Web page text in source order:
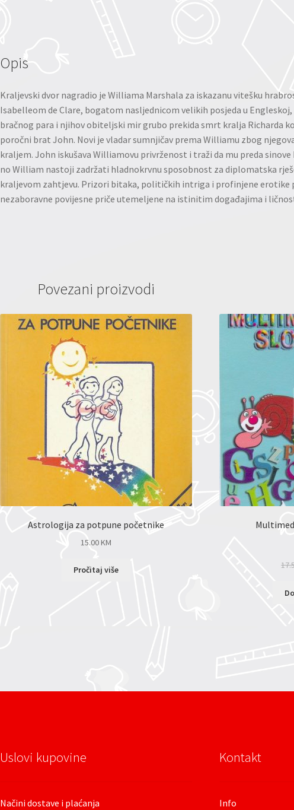
Opis
Kraljevski dvor nagradio je Williama Marshala za iskazanu vitešku
Isabelleom de Clare, bogatom nasljednicom velikih posjeda u
bračnog para i njihov obiteljski mir grubo prekida smrt kralja Richarda
poročni brat John. Novi je vladar sumnjičav prema Williamu zbog
kraljem. John iskušava Williamovu privrženost i traži da mu preda
no William nastoji zadržati hladnokrvnu sposobnost za diplomatska
kraljevom zahtjevu. Prizori bitaka, političkih intriga i profinjene erotike
nezaboravne povijesne priče utemeljene na istinitim događajima i
Povezani proizvodi
Astrologija za potpune početnike
15.00KM
Pročitaj više
Uslovi kupovine
Načini dostave i plaćanja
Kontakt
Info